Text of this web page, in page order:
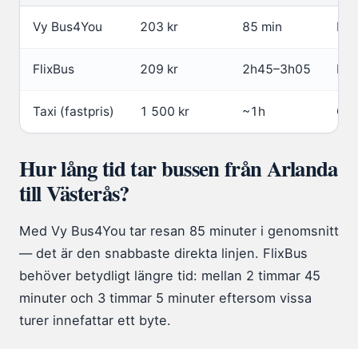
Vy Bus4You 203 kr 85 min
FlixBus 209 kr 2h45–3h05
Taxi (fastpris) 1 500 kr ~1h
Hur lång tid tar bussen från Arlanda
till Västerås?
Med Vy Bus4You tar resan 85 minuter i genomsnitt
— det är den snabbaste direkta linjen. FlixBus
behöver betydligt längre tid: mellan 2 timmar 45
minuter och 3 timmar 5 minuter eftersom vissa
turer innefattar ett byte.